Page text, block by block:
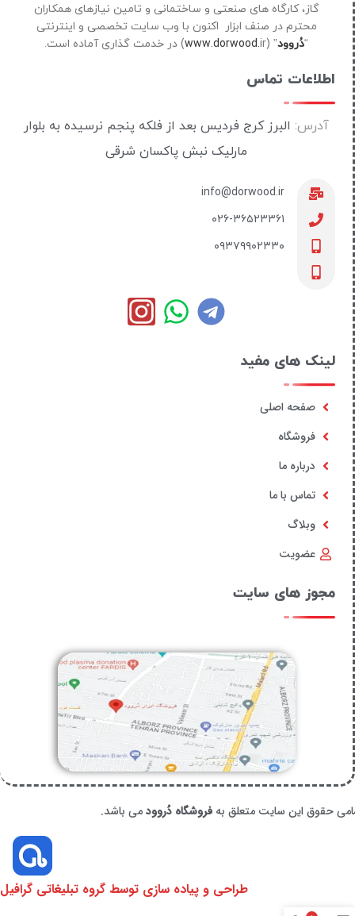
گاز، کارگاه های صنعتی و ساختمانی و تامین نیازهای همکاران
محترم در صنف ابزار اکنون با وب سایت تخصصی و اینترنتی
“دُروود” (
www.dorwood.ir) در خدمت گذاری آماده است.
اطلاعات تماس
آدرس: البرز کرج فردیس بعد از فلکه پنجم نرسیده به بلوار
مارلیک نبش پاکسان شرقی
info@dorwood.ir
۰۲۶-۳۶۵۲۳۳۶۱
۰۹۳۷۹۹۰۲۳۳۰
لینک های مفید
صفحه اصلی
فروشگاه
درباره ما
تماس با ما
وبلاگ
عضویت
مجوز های سایت
حقوق این سایت متعلق به فروشگاه دُروودمی باشد.
طراحی و پیاده سازی توسط گروه تبلیغاتی گرافیل